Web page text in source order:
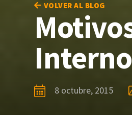
VOLVER AL BLOG
8 octubre, 2015